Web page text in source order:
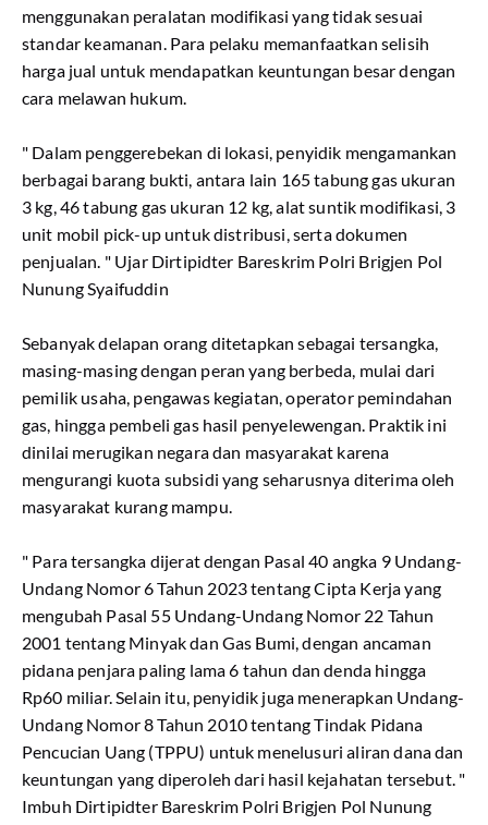
menggunakan peralatan modifikasi yang tidak sesuai
standar keamanan. Para pelaku memanfaatkan selisih
harga jual untuk mendapatkan keuntungan besar dengan
cara melawan hukum.
" Dalam penggerebekan di lokasi, penyidik mengamankan
berbagai barang bukti, antara lain 165 tabung gas ukuran
3 kg, 46 tabung gas ukuran 12 kg, alat suntik modifikasi, 3
unit mobil pick-up untuk distribusi, serta dokumen
penjualan. " Ujar Dirtipidter Bareskrim Polri Brigjen Pol
Nunung Syaifuddin
Sebanyak delapan orang ditetapkan sebagai tersangka,
masing-masing dengan peran yang berbeda, mulai dari
pemilik usaha, pengawas kegiatan, operator pemindahan
gas, hingga pembeli gas hasil penyelewengan. Praktik ini
dinilai merugikan negara dan masyarakat karena
mengurangi kuota subsidi yang seharusnya diterima oleh
masyarakat kurang mampu.
" Para tersangka dijerat dengan Pasal 40 angka 9 Undang-
Undang Nomor 6 Tahun 2023 tentang Cipta Kerja yang
mengubah Pasal 55 Undang-Undang Nomor 22 Tahun
2001 tentang Minyak dan Gas Bumi, dengan ancaman
pidana penjara paling lama 6 tahun dan denda hingga
Rp60 miliar. Selain itu, penyidik juga menerapkan Undang-
Undang Nomor 8 Tahun 2010 tentang Tindak Pidana
Pencucian Uang (TPPU) untuk menelusuri aliran dana dan
keuntungan yang diperoleh dari hasil kejahatan tersebut. "
Imbuh Dirtipidter Bareskrim Polri Brigjen Pol Nunung